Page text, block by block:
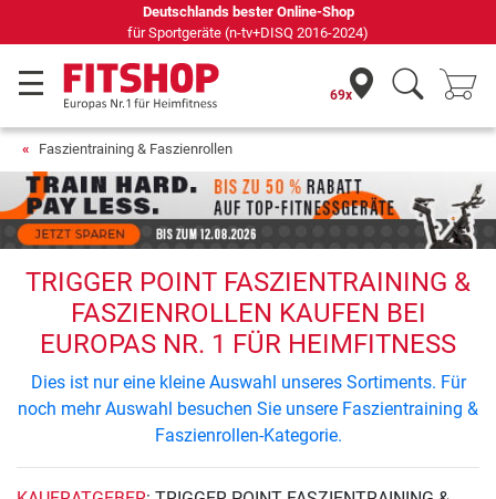
Deutschlands bester Online-Shop
für Sportgeräte (n-tv+DISQ 2016-2024)
69x
Faszientraining & Faszienrollen
TRIGGER POINT FASZIENTRAINING &
FASZIENROLLEN KAUFEN BEI
EUROPAS NR. 1 FÜR HEIMFITNESS
Dies ist nur eine kleine Auswahl unseres Sortiments. Für
noch mehr Auswahl besuchen Sie unsere Faszientraining &
Faszienrollen-Kategorie.